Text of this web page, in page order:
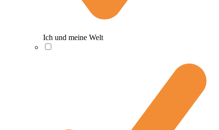
Ich und meine Welt